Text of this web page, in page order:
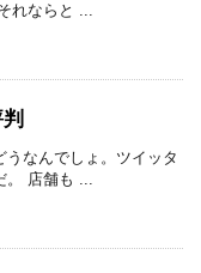
れならと ...
なんでしょ。ツイッタ
。 店舗も ...